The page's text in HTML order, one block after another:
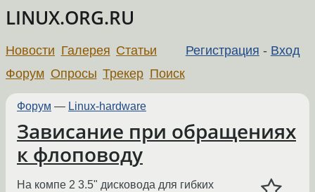
LINUX.ORG.RU
Регистрация - Вход
Новости Галерея Статьи
Форум Опросы Трекер Поиск
Форум — Linux-hardware
Зависание при обращениях
к флоповоду
На компе 2 3.5" дисковода для гибких